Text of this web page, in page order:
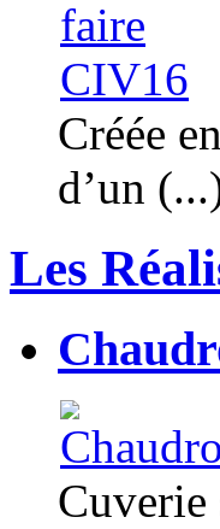
Créée
d’un
Les
Cuverie